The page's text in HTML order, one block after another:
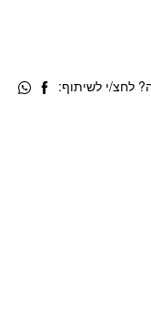
לחצ/י לשיתוף: